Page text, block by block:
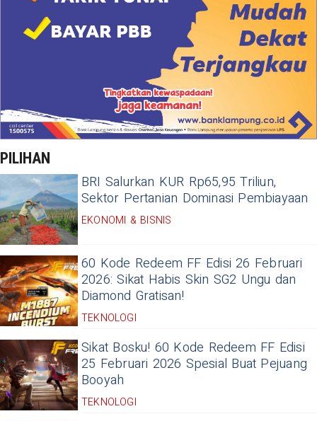
PILIHAN
BRI Salurkan KUR Rp65,95 Triliun,
Sektor Pertanian Dominasi Pembiayaan
EKONOMI & BISNIS
60 Kode Redeem FF Edisi 26 Februari
2026: Sikat Habis Skin SG2 Ungu dan
Diamond Gratisan!
TEKNOLOGI
Sikat Bosku! 60 Kode Redeem FF Edisi
25 Februari 2026 Spesial Buat Pejuang
Booyah
TEKNOLOGI